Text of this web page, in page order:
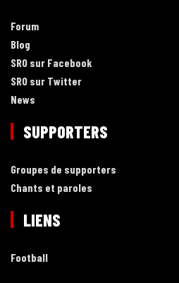
Forum
Blog
SRO sur Facebook
SRO sur Twitter
News
SUPPORTERS
Groupes de supporters
Chants et paroles
LIENS
Football